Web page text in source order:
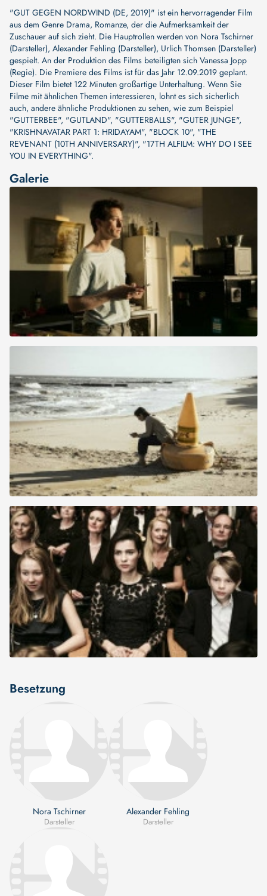
"GUT GEGEN NORDWIND (DE, 2019)" ist ein hervorragender Film
aus dem Genre Drama, Romanze, der die Aufmerksamkeit der
Zuschauer auf sich zieht. Die Hauptrollen werden von Nora Tschirner
(Darsteller), Alexander Fehling (Darsteller), Urlich Thomsen (Darsteller)
gespielt. An der Produktion des Films beteiligten sich Vanessa Jopp
(Regie). Die Premiere des Films ist für das Jahr 12.09.2019 geplant.
Dieser Film bietet 122 Minuten großartige Unterhaltung. Wenn Sie
Filme mit ähnlichen Themen interessieren, lohnt es sich sicherlich
auch, andere ähnliche Produktionen zu sehen, wie zum Beispiel
"GUTTERBEE", "GUTLAND", "GUTTERBALLS", "GUTER JUNGE",
"KRISHNAVATAR PART 1: HRIDAYAM", "BLOCK 10", "THE
REVENANT (10TH ANNIVERSARY)", "17TH ALFILM: WHY DO I SEE
YOU IN EVERYTHING".
Galerie
Besetzung
Nora Tschirner
Darsteller
Alexander Fehling
Darsteller